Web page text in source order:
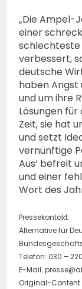
„Die Ampel-
einer
schlechteste
verbessert,
deutsche
haben Angst
und um ihre
Lösungen
Zeit, sie hat
und setzt
vernünftige
Aus‘ befreit
und einer
Wort des
Pressekontakt:
Alternative für
Telefon: 030 –
E-Mail:
Original-Content